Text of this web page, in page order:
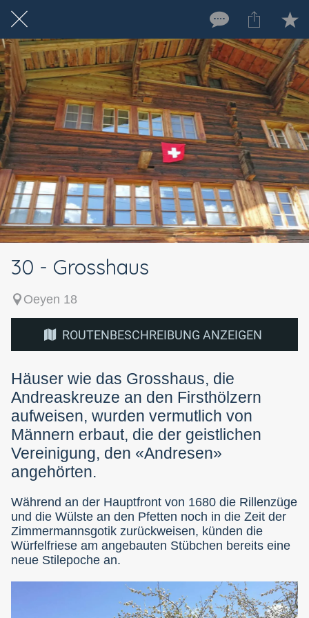
30 - Grosshaus
Oeyen 18
ROUTENBESCHREIBUNG ANZEIGEN
Häuser wie das Grosshaus, die
Andreaskreuze an den Firsthölzern
aufweisen, wurden vermutlich von
Männern erbaut, die der geistlichen
Vereinigung, den «Andresen»
angehörten.
Während an der Hauptfront von 1680 die Rillenzüge
und die Wülste an den Pfetten noch in die Zeit der
Zimmermannsgotik zurückweisen, künden die
Würfelfriese am angebauten Stübchen bereits eine
neue Stilepoche an.